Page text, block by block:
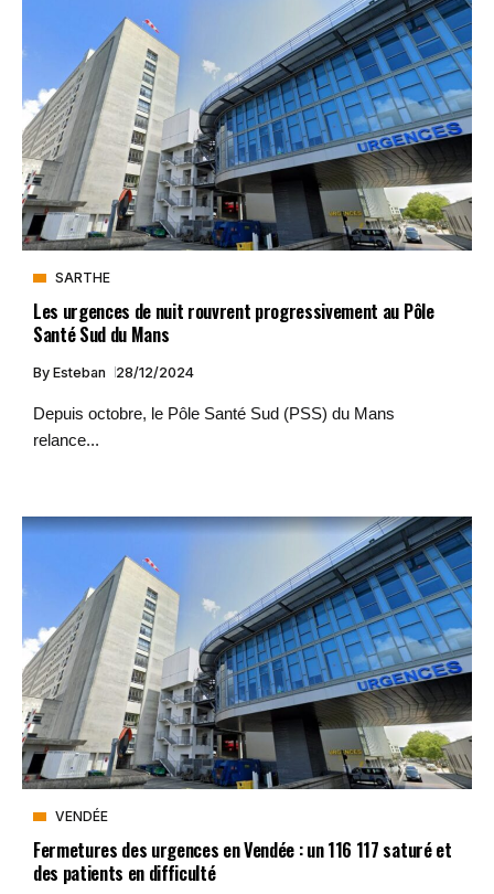
SARTHE
Les urgences de nuit rouvrent progressivement au Pôle
Santé Sud du Mans
By Esteban 28/12/2024
Depuis octobre, le Pôle Santé Sud (PSS) du Mans
relance...
VENDÉE
Fermetures des urgences en Vendée : un 116 117 saturé et
des patients en difficulté